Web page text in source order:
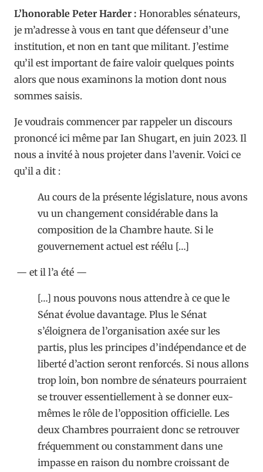
L’honorable Peter Harder : Honorables sénateurs,
je m’adresse à vous en tant que défenseur d’une
institution, et non en tant que militant. J’estime
qu’il est important de faire valoir quelques points
alors que nous examinons la motion dont nous
sommes saisis.
Je voudrais commencer par rappeler un discours
prononcé ici même par Ian Shugart, en juin 2023. Il
nous a invité à nous projeter dans l’avenir. Voici ce
qu’il a dit :
Au cours de la présente législature, nous avons
vu un changement considérable dans la
composition de la Chambre haute. Si le
gouvernement actuel est réélu […]
— et il l’a été —
[…] nous pouvons nous attendre à ce que le
Sénat évolue davantage. Plus le Sénat
s’éloignera de l’organisation axée sur les
partis, plus les principes d’indépendance et de
liberté d’action seront renforcés. Si nous allons
trop loin, bon nombre de sénateurs pourraient
se trouver essentiellement à se donner eux-
mêmes le rôle de l’opposition officielle. Les
deux Chambres pourraient donc se retrouver
fréquemment ou constamment dans une
impasse en raison du nombre croissant de